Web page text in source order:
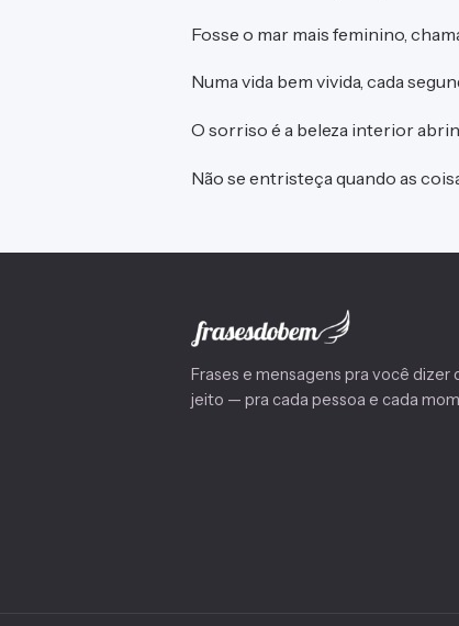
Fosse o mar mais feminino,
Numa vida bem vivida, cada
O sorriso é a beleza interior
Não se entristeça quando as
Frases e mensagens pra você dizer
jeito — pra cada pessoa e cada